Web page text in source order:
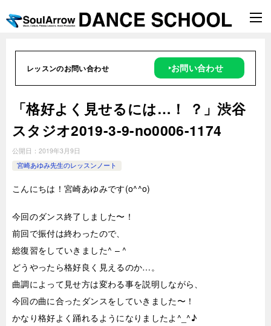
レッスンのお問い合わせ ‣お問い合わせ
「格好よく見せるには…！ ？」渋谷
スタジオ2019-3-9-no0006-1174
公開日： 2019年3月9日
宮崎あゆみ先生のレッスンノート
こんにちは！宮崎あゆみです(o^^o)
今回のダンス終了しました〜！
前回で振付は終わったので、
総復習をしていきました^ – ^
どうやったら格好良く見えるのか…。
曲調によって見せ方は変わる事を説明しながら、
今回の曲に合ったダンスをしていきました〜！
かなり格好よく踊れるようになりましたよ^_^♪